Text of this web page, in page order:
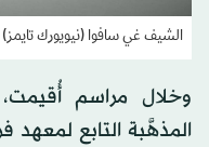
الشيف غي سافوا (نيويورك تايمز)
وخلال مراسم أُقيمت،
المذهَّبة التابع لمعهد